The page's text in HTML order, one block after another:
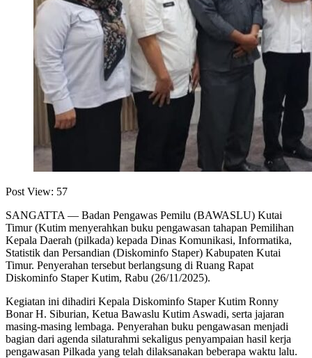
Post View: 57
SANGATTA — Badan Pengawas Pemilu (BAWASLU) Kutai
Timur (Kutim menyerahkan buku pengawasan tahapan Pemilihan
Kepala Daerah (pilkada) kepada Dinas Komunikasi, Informatika,
Statistik dan Persandian (Diskominfo Staper) Kabupaten Kutai
Timur. Penyerahan tersebut berlangsung di Ruang Rapat
Diskominfo Staper Kutim, Rabu (26/11/2025).
Kegiatan ini dihadiri Kepala Diskominfo Staper Kutim Ronny
Bonar H. Siburian, Ketua Bawaslu Kutim Aswadi, serta jajaran
masing-masing lembaga. Penyerahan buku pengawasan menjadi
bagian dari agenda silaturahmi sekaligus penyampaian hasil kerja
pengawasan Pilkada yang telah dilaksanakan beberapa waktu lalu.